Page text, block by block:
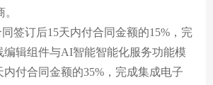
签订后15天内付合同金额的15%，完
编辑组件与AI智能智能化服务功能模
内付合同金额的35%，完成集成电子